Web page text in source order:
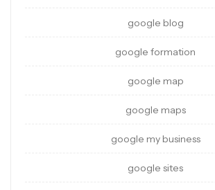
google blog
google formation
google map
google maps
google my business
google sites